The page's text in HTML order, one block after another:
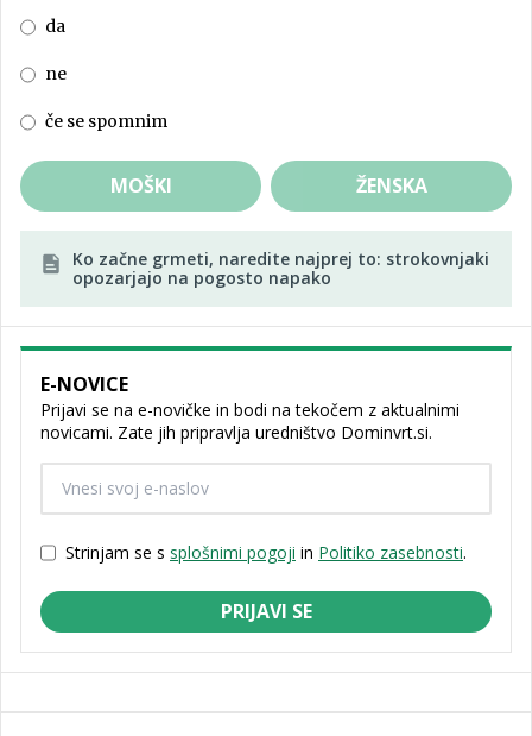
da
ne
če se spomnim
MOŠKI ŽENSKA
Ko začne grmeti, naredite najprej to: strokovnjaki
opozarjajo na pogosto napako
E-NOVICE
Prijavi se na e-novičke in bodi na tekočem z aktualnimi
novicami. Zate jih pripravlja uredništvo Dominvrt.si.
Strinjam se s splošnimi pogoji in Politiko zasebnosti.
PRIJAVI SE